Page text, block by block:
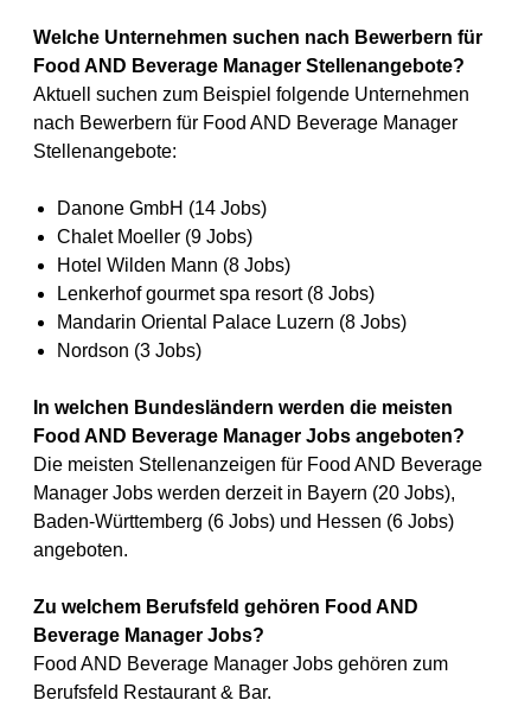
Welche Unternehmen suchen nach Bewerbern für
Food AND Beverage Manager Stellenangebote?
Aktuell suchen zum Beispiel folgende Unternehmen
nach Bewerbern für Food AND Beverage Manager
Stellenangebote:
Danone GmbH (14 Jobs)
Chalet Moeller (9 Jobs)
Hotel Wilden Mann (8 Jobs)
Lenkerhof gourmet spa resort (8 Jobs)
Mandarin Oriental Palace Luzern (8 Jobs)
Nordson (3 Jobs)
In welchen Bundesländern werden die meisten
Food AND Beverage Manager Jobs angeboten?
Die meisten Stellenanzeigen für Food AND Beverage
Manager Jobs werden derzeit in Bayern (20 Jobs),
Baden-Württemberg (6 Jobs) und Hessen (6 Jobs)
angeboten.
Zu welchem Berufsfeld gehören Food AND
Beverage Manager Jobs?
Food AND Beverage Manager Jobs gehören zum
Berufsfeld Restaurant & Bar.